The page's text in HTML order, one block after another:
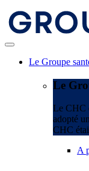
Le Groupe
Le
Le CHC
adopté
CHC
A